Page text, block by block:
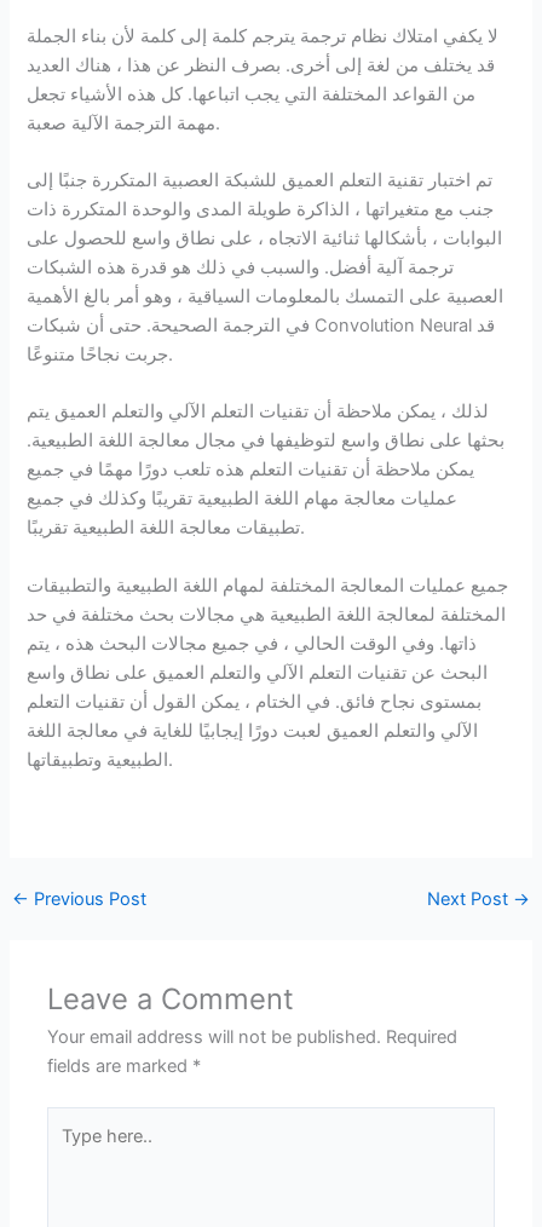
لا يكفي امتلاك نظام ترجمة يترجم كلمة إلى كلمة لأن بناء الجملة
قد يختلف من لغة إلى أخرى. بصرف النظر عن هذا ، هناك العديد
من القواعد المختلفة التي يجب اتباعها. كل هذه الأشياء تجعل
مهمة الترجمة الآلية صعبة.
تم اختبار تقنية التعلم العميق للشبكة العصبية المتكررة جنبًا إلى
جنب مع متغيراتها ، الذاكرة طويلة المدى والوحدة المتكررة ذات
البوابات ، بأشكالها ثنائية الاتجاه ، على نطاق واسع للحصول على
ترجمة آلية أفضل. والسبب في ذلك هو قدرة هذه الشبكات
العصبية على التمسك بالمعلومات السياقية ، وهو أمر بالغ الأهمية
في الترجمة الصحيحة. حتى أن شبكات Convolution Neural قد
جربت نجاحًا متنوعًا.
لذلك ، يمكن ملاحظة أن تقنيات التعلم الآلي والتعلم العميق يتم
بحثها على نطاق واسع لتوظيفها في مجال معالجة اللغة الطبيعية.
يمكن ملاحظة أن تقنيات التعلم هذه تلعب دورًا مهمًا في جميع
عمليات معالجة مهام اللغة الطبيعية تقريبًا وكذلك في جميع
تطبيقات معالجة اللغة الطبيعية تقريبًا.
جميع عمليات المعالجة المختلفة لمهام اللغة الطبيعية والتطبيقات
المختلفة لمعالجة اللغة الطبيعية هي مجالات بحث مختلفة في حد
ذاتها. وفي الوقت الحالي ، في جميع مجالات البحث هذه ، يتم
البحث عن تقنيات التعلم الآلي والتعلم العميق على نطاق واسع
بمستوى نجاح فائق. في الختام ، يمكن القول أن تقنيات التعلم
الآلي والتعلم العميق لعبت دورًا إيجابيًا للغاية في معالجة اللغة
الطبيعية وتطبيقاتها.
← Previous Post Next Post →
Leave a Comment
Your email address will not be published. Required
fields are marked *
here..